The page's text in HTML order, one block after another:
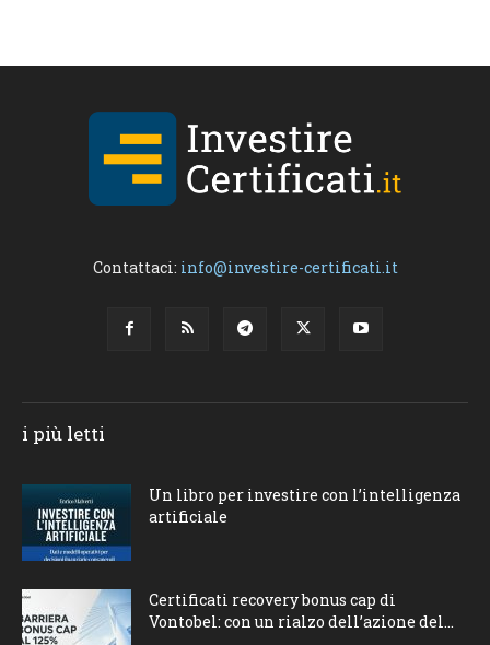
Contattaci: info@investire-certificati.it
i più letti
Un libro per investire con l’intelligenza
artificiale
Certificati recovery bonus cap di
Vontobel: con un rialzo dell’azione del...